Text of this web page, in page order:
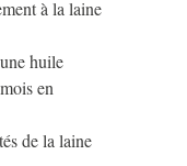
à la laine
huile
en
de la laine